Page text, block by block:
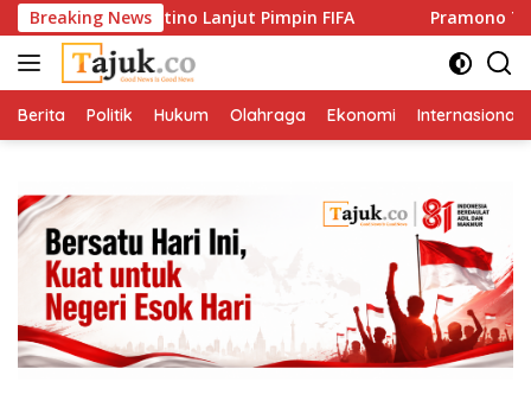
Langsung
ke
konten
Breaking News
Infantino Lanjut Pimpin FIFA Pramono
Berita Politik Hukum Olahraga Ekonomi Internasional